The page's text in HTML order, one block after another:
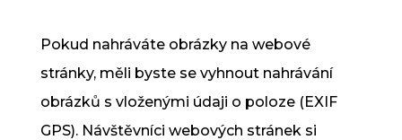
Pokud nahráváte obrázky na webové
stránky, měli byste se vyhnout nahrávání
obrázků s vloženými údaji o poloze (EXIF
GPS). Návštěvníci webových stránek si